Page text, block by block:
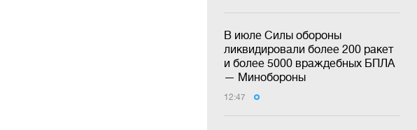
В июле Силы обороны
ликвидировали более 200 ракет
и более 5000 враждебных БПЛА
— Минобороны
12:47